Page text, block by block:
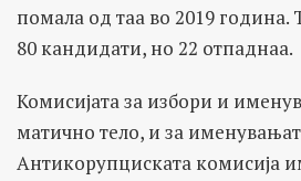
помала од таа во 2019 година.
80 кандидати, но 22 отпаднаа.
Комисијата за избори и
матично тело, и за
Антикорупциската комисија